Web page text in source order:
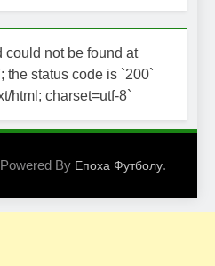
could not be found at
the status code is `200`
html; charset=utf-8`
By Епоха Футболу.